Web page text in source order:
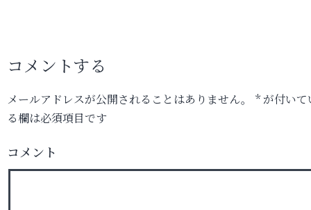
コメントする
メールアドレスが公開されることはありません。 *が付いて
る欄は必須項目です
コメント